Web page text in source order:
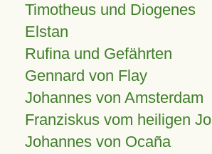
Timotheus und Diogenes
Elstan
Rufina und Gefährten
Gennard von Flay
Johannes von Amsterdam
Franziskus vom heiligen
Johannes von Ocaña